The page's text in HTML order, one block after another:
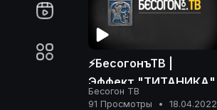
⚡️БесогонъТВ |
Эффект "ТИТАНИКА"
Бесогон ТВ
91 Просмотры
• 18.04.2022